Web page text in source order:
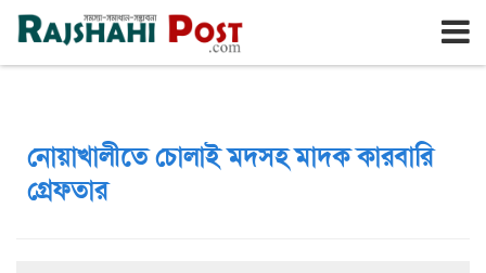
রাজশাহী বৃহঃস্পতিবার, ৬ই আগস্ট ২০২৬, ২৩শে শ্রাবণ ১৪৩৩
নোয়াখালীতে চোলাই মদসহ মাদক কারবারি
গ্রেফতার